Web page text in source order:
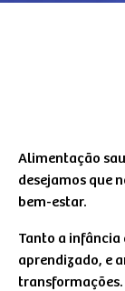
Alimentação
desejamos que
bem-estar.
Tanto a infância
aprendizado, e
transformações.